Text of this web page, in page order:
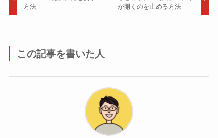
方法
が開くのを止める方法
この記事を書いた人